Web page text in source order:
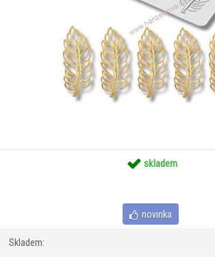
skladem
novinka
Skladem: